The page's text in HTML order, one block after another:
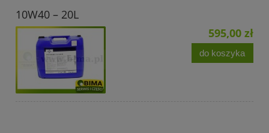
10W40 – 20L
595,00 zł
do koszyka